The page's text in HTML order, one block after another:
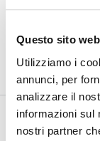
Questo sito
Utilizziamo i
annunci, per
analizzare il
informazioni sul
nostri partner
Max Pezzali -
Benvenuto nella